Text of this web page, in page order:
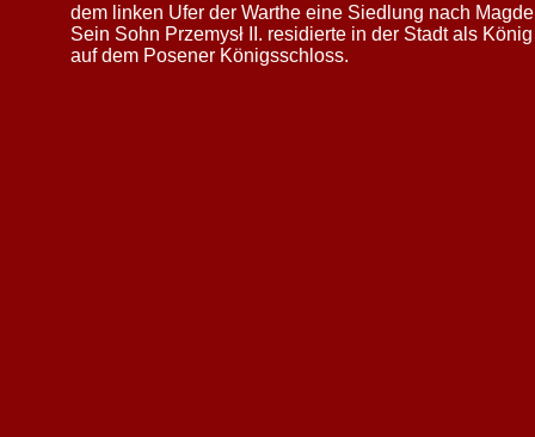
dem linken Ufer der Warthe eine Siedlung nach
Sein Sohn Przemysł II. residierte in der Stadt als
auf dem Posener Königsschloss.